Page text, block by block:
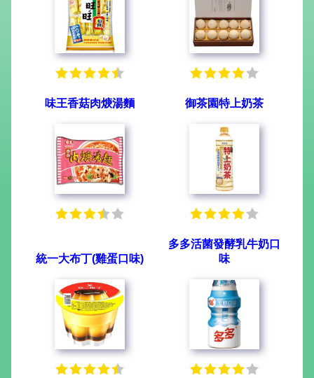
味王香菇肉焿湯麵 御茶園特上奶茶
統一大布丁(雞蛋口味)
多多活菌發酵乳牛奶口
味